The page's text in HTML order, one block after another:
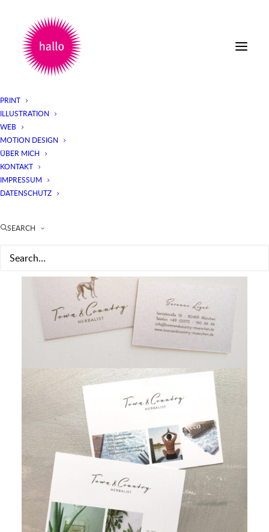
PRINT
ILLUSTRATION
WEB
MOTION DESIGN
ÜBER MICH
KONTAKT
IMPRESSUM
DATENSCHUTZ
SEARCH